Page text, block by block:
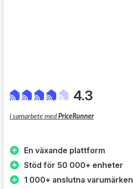
kostnad.
4.3
i samarbete med PriceRunner
En växande plattform
Stöd för 50 000+ enheter
1 000+ anslutna varumärken